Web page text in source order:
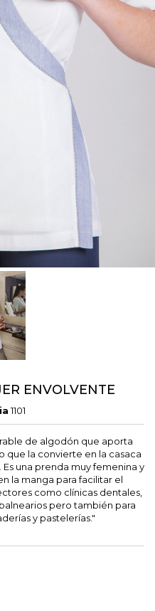
ENVOLVENTE
1101
de algodón que aporta
que la convierte en la casaca
una prenda muy femenina y
la manga para facilitar el
como clínicas dentales,
pero también para
y pastelerías."
lista de Favoritos
Iniciar sesión